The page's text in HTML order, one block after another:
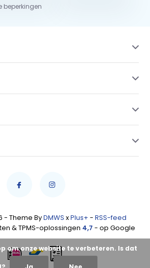
beperkingen
- Theme ByDMWS xPlus+ - RSS-feed
& TPMS-oplossingen 4,7 - op Google
om onze website te verbeteren. Is dat